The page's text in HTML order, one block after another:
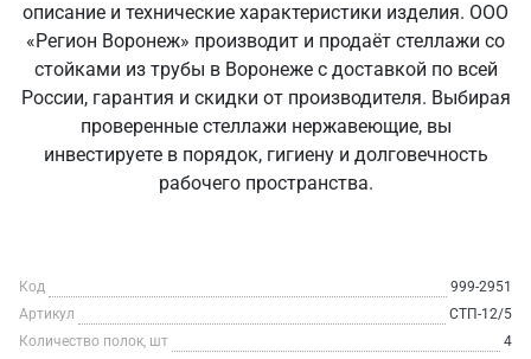
описание и технические характеристики изделия. ООО
«Регион Воронеж» производит и продаёт стеллажи со
стойками из трубы в Воронеже с доставкой по всей
России, гарантия и скидки от производителя. Выбирая
проверенные стеллажи нержавеющие, вы
инвестируете в порядок, гигиену и долговечность
рабочего пространства.
Код
999-2951
Артикул
СТП-12/5
Количество полок, шт
4